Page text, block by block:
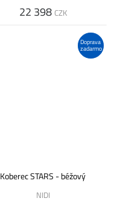
22 398 CZK
Doprava
zadarmo
Koberec STARS - béžový
NIDI